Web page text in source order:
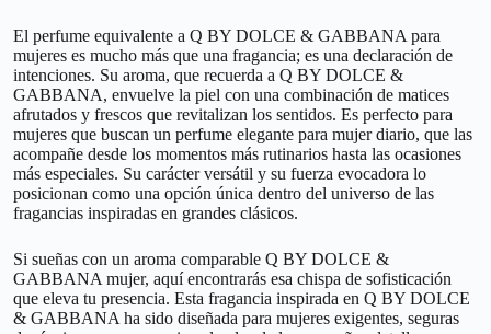
El perfume equivalente a Q BY DOLCE & GABBANA para
mujeres es mucho más que una fragancia; es una declaración de
intenciones. Su aroma, que recuerda a Q BY DOLCE &
GABBANA, envuelve la piel con una combinación de matices
afrutados y frescos que revitalizan los sentidos. Es perfecto para
mujeres que buscan un perfume elegante para mujer diario, que las
acompañe desde los momentos más rutinarios hasta las ocasiones
más especiales. Su carácter versátil y su fuerza evocadora lo
posicionan como una opción única dentro del universo de las
fragancias inspiradas en grandes clásicos.
Si sueñas con un aroma comparable Q BY DOLCE &
GABBANA mujer, aquí encontrarás esa chispa de sofisticación
que eleva tu presencia. Esta fragancia inspirada en Q BY DOLCE
& GABBANA ha sido diseñada para mujeres exigentes, seguras